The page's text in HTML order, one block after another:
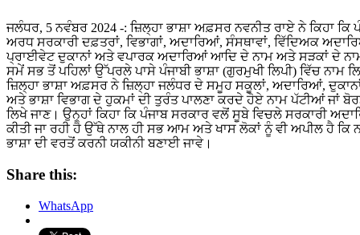
ਜਲੰਧਰ, 5 ਨਵੰਬਰ 2024 -: ਜ਼ਿਲ੍ਹਾ ਭਾਸ਼ਾ ਅਫ਼ਸਰ ਨਵਨੀਤ ਰਾਏ ਨੇ ਕਿਹਾ ਕਿ ਪੰਜਾਬ ਸਰਕਾਰ ਦੀਆਂ ਹਦਾਇਤਾਂ ਅਨੁਸਾਰ ਸੂਬੇ ਵਿੱਚ ਸਮੂਹ ਸਰਕਾਰੀ,
ਅਰਧ ਸਰਕਾਰੀ ਦਫ਼ਤਰਾਂ, ਵਿਭਾਗਾਂ, ਅਦਾਰਿਆਂ, ਸੰਸਥਾਵਾਂ, ਵਿੱਦਿਅਕ
ਪ੍ਰਾਈਵੇਟ ਦੁਕਾਨਾਂ ਅਤੇ ਵਪਾਰਕ ਅਦਾਰਿਆਂ ਆਦਿ ਦੇ ਨਾਮ ਅਤੇ ਸੜਕਾਂ ਦੇ
ਸਮੇਂ ਸਭ ਤੋਂ ਪਹਿਲਾਂ ਉੱਪਰਲੇ ਪਾਸੇ ਪੰਜਾਬੀ ਭਾਸ਼ਾ (ਗੁਰਮੁਖੀ ਲਿਪੀ) ਵਿੱਚ ਨਾਮ
ਜ਼ਿਲ੍ਹਾ ਭਾਸ਼ਾ ਅਫ਼ਸਰ ਨੇ ਜ਼ਿਲ੍ਹਾ ਜਲੰਧਰ ਦੇ ਸਮੂਹ ਸਕੂਲਾਂ, ਅਦਾਰਿਆਂ,
ਅਤੇ ਭਾਸ਼ਾ ਵਿਭਾਗ ਦੇ ਹੁਕਮਾਂ ਦੀ ਤੁਰੰਤ ਪਾਲਣਾ ਕਰਦੇ ਹੋਏ ਨਾਮ ਪੱਟੀਆਂ ਜਾਂ
ਲਿਖੇ ਜਾਣ। ਉਨ੍ਹਾਂ ਕਿਹਾ ਕਿ ਪੰਜਾਬ ਸਰਕਾਰ ਵਲੋਂ ਸੂਬੇ ਵਿਚਲੇ ਸਰਕਾਰੀ
ਕੀਤੀ ਜਾ ਰਹੀ ਹੈ ਉੱਥੇ ਨਾਲ ਹੀ ਸਭ ਆਮ ਅਤੇ ਖਾਸ ਲੋਕਾਂ ਨੂੰ ਵੀ ਅਪੀਲ ਹੈ
ਭਾਸ਼ਾ ਦੀ ਵਰਤੋਂ ਕਰਨੀ ਯਕੀਨੀ ਬਣਾਈ ਜਾਵੇ।
Share this:
WhatsApp